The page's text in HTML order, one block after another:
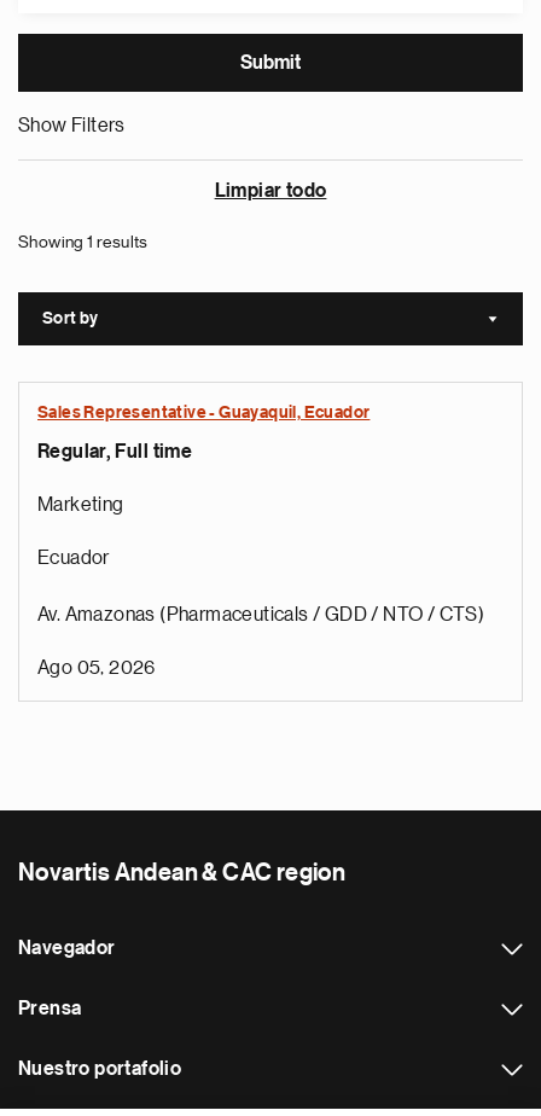
Show Filters
Limpiar todo
Showing 1 results
Sort by Sort
Sales Representative - Guayaquil, Ecuador
Regular, Full time
Marketing
Ecuador
Av. Amazonas (Pharmaceuticals / GDD / NTO / CTS)
Ago 05, 2026
Novartis Andean & CAC region
Navegador
Prensa
Nuestro portafolio